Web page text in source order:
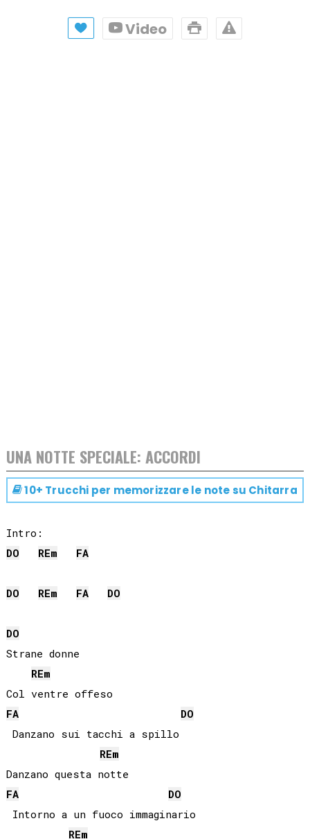
Video
UNA NOTTE SPECIALE: ACCORDI
10+ Trucchi per memorizzare le note su Chitarra
DO
REm FA
DO REm FA DO
DO
Strane donne
REm
FA
DO
Danzano sui tacchi a spillo
REm
FA
DO
Intorno a un fuoco immaginario
REm